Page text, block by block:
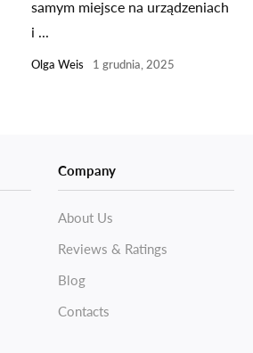
samym miejsce na urządzeniach
i ...
Olga Weis 1 grudnia, 2025
Company
About Us
Reviews & Ratings
Blog
Contacts